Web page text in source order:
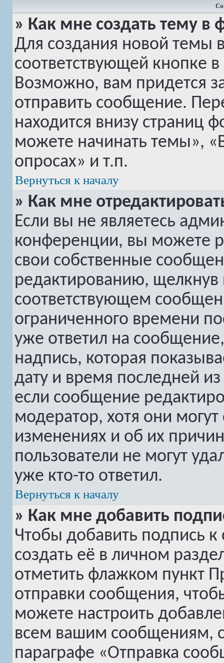
» Как мне создать тему в
Для создания новой темы
соответствующей кнопке
Возможно, вам придется
отправить сообщение.
находится внизу
можете начинать темы»,
опросах» и т.п.
Вернуться к началу
» Как мне
Если вы не являетесь
конференции, вы можете
свои собственные
редактированию,
соответствующем
ограниченного времени
уже ответил на
надпись, которая
дату и время последней
если сообщение
модератор, хотя они
изменениях и об их
пользователи не могут
уже кто-то ответил.
Вернуться к началу
» Как мне добавить
Чтобы добавить подпись
создать её в личном
отметить флажком пункт
отправки сообщения,
можете настроить
всем вашим сообщениям,
параграфе «Отправка